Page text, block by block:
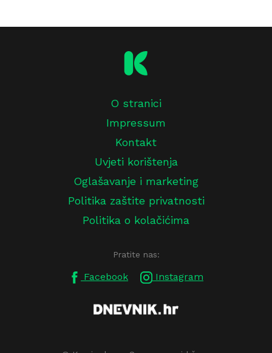
O stranici
Impressum
Kontakt
Uvjeti korištenja
Oglašavanje i marketing
Politika zaštite privatnosti
Politika o kolačićima
Pratite nas:
Facebook Instagram